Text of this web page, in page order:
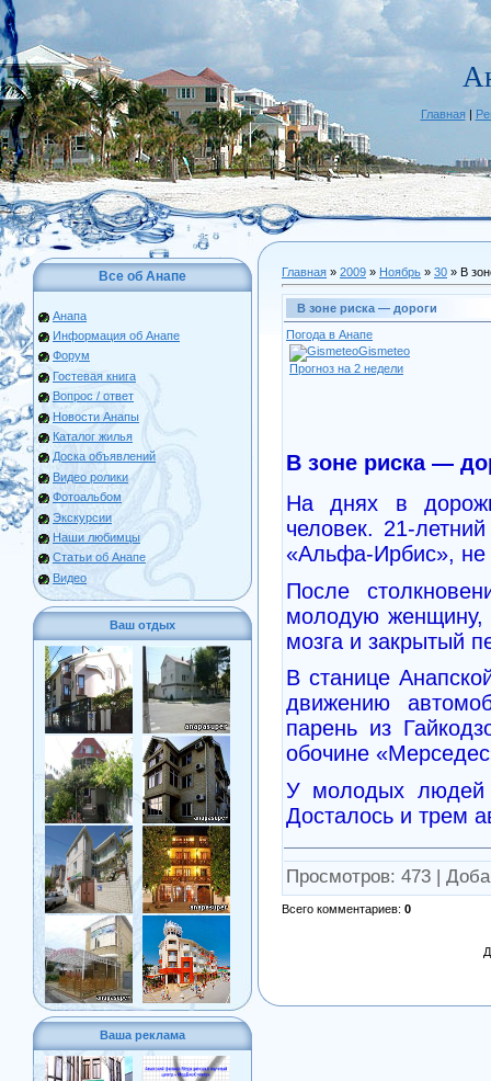
Главная |
Все об Анапе
Анапа
Информация об Анапе
Форум
Гостевая книга
Вопрос / ответ
Новости Анапы
Каталог жилья
Доска объявлений
Видео ролики
Фотоальбом
Экскурсии
Наши любимцы
Статьи об Анапе
Видео
Ваш отдых
Ваша реклама
Главная » 2009 » Ноябрь » 30 » В
В зоне риска — дороги
Погода в Анапе
Gismeteo
Прогноз на 2 недели
В зоне риска —
На днях в
человек. 21-
«Альфа-Ирбис», не
После
молодую женщину,
мозга и закрытый
В станице
движению
парень из
обочине
У молодых людей
Досталось и трем
Просмотров: 473 |
Всего комментариев: 0